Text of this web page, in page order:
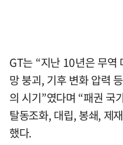
GT는 “지난 10년은 무역
망 붕괴, 기후 변화 압력
의 시기”였다며 “패권 국
탈동조화, 대립, 봉쇄, 제
했다.